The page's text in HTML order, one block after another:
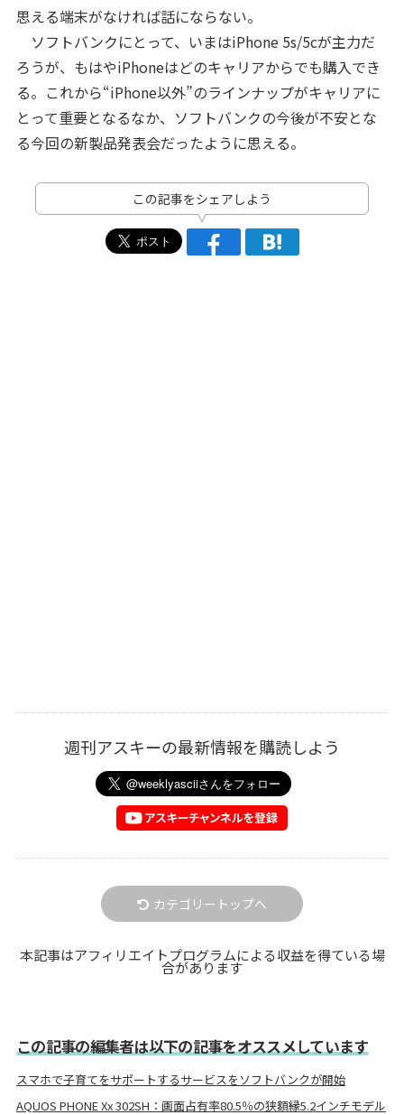
思える端末がなければ話にならない。
ソフトバンクにとって、いまはiPhone 5s/5cが主力だ
ろうが、もはやiPhoneはどのキャリアからでも購入でき
る。これから“iPhone以外”のラインナップがキャリアに
とって重要となるなか、ソフトバンクの今後が不安とな
る今回の新製品発表会だったように思える。
この記事をシェアしよう
週刊アスキーの最新情報を購読しよう
カテゴリートップへ
本記事はアフィリエイトプログラムによる収益を得ている場
合があります
この記事の編集者は以下の記事をオススメしています
スマホで子育てをサポートするサービスをソフトバンクが開始
AQUOS PHONE Xx 302SH：画面占有率80.5％の狭額縁5.2インチモデル